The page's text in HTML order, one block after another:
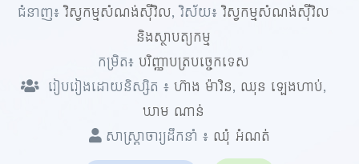
ជំនាញ៖វិស្វកម្មសំណង់ស៊ីវិល, វិស័យ៖វិស្វកម្មសំណង់ស៊ីវិល
និងស្ថាបត្យកម្ម
កម្រិត៖ បរិញ្ញាបត្របច្ចេកទេស
រៀបរៀងដោយនិស្សិត ៖ ហ៊ាង ម៉ាវិន, ឈុន ឡេងហាប់,
ឃាម ណាន់
សាស្ត្រាចារ្យដឹកនាំ ៖ ឈុំ អំណត់